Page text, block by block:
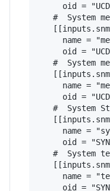
oid =
#  System
name =
oid =
#  System
name =
oid =
#  System
name =
oid =
#  System
name =
oid =